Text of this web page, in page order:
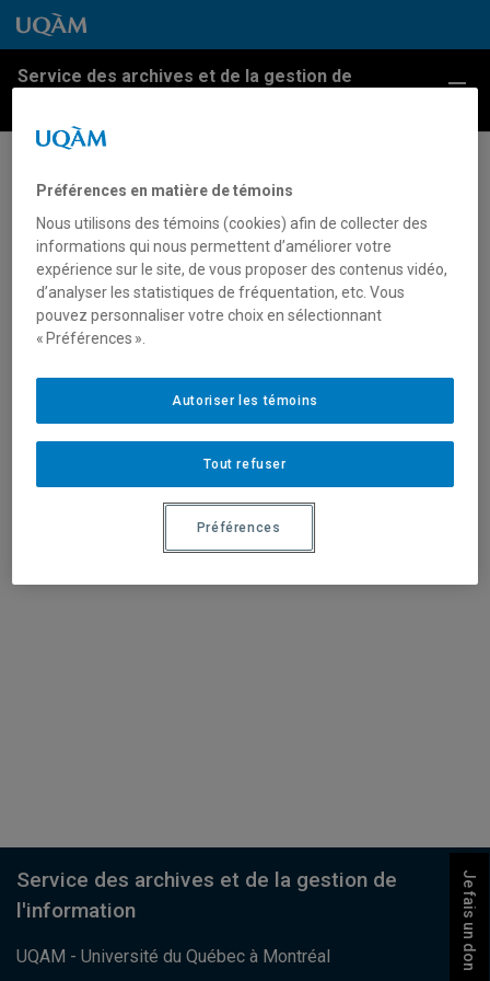
Passer au contenu
Accéder au menu principal
Accéder à la recherche
Passer au contenu
Accéder au menu principal
Service des archives et de la gestion de
Ouverture des pavillons de
Design et de Chimie et
Biochimie
Exposition d’une œuvre d’art au pavillon de Design, 25
janvier 1996.
Archives UQAM.
Fonds d’archives du Service des communications, 45U,
boîte 7370 (00500).
Je fais un don
UQAM - Université du Québec à Montréal
Service des archives et de la gestion de
l'information
Préférences en matière de témoins
Nous utilisons des témoins (cookies) afin de collecter des
informations qui nous permettent d’améliorer votre
expérience sur le site, de vous proposer des contenus vidéo,
d’analyser les statistiques de fréquentation, etc. Vous
pouvez personnaliser votre choix en sélectionnant
« Préférences ».
Tout refuser
Autoriser les témoins
Préférences